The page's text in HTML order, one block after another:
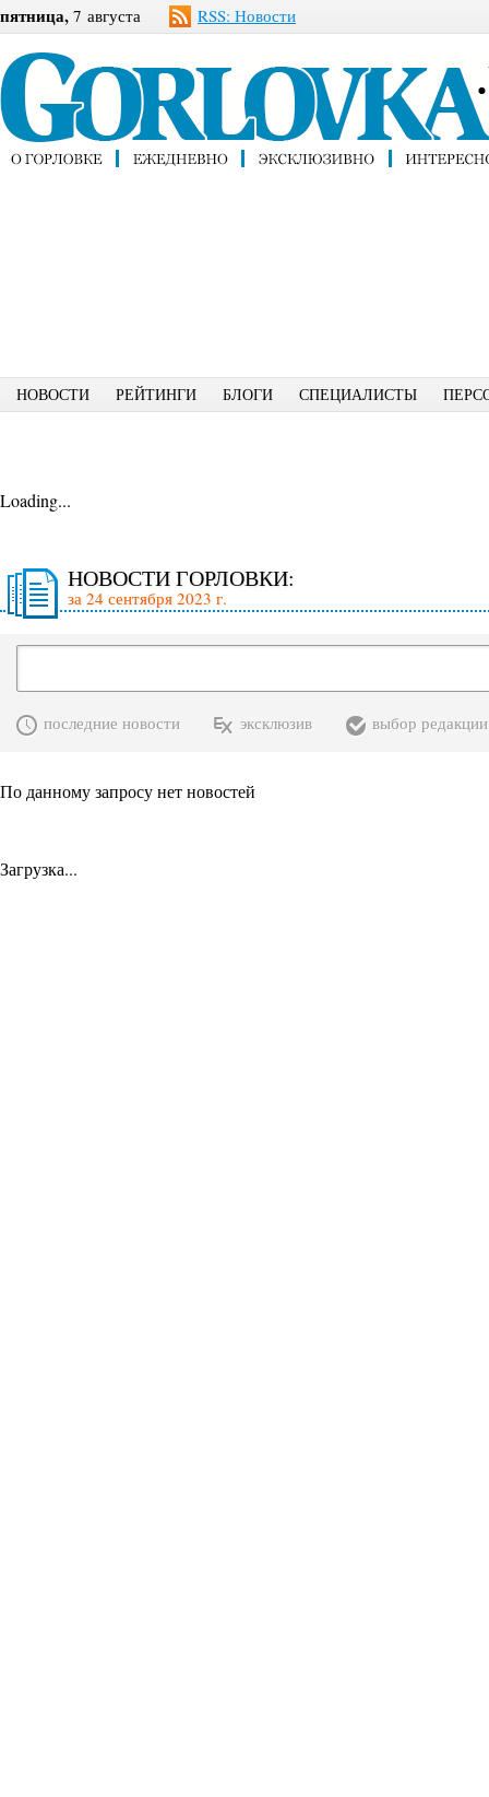
пятница, 7 августа RSS: Новости
НОВОСТИ РЕЙТИНГИ БЛОГИ СПЕЦИАЛИСТЫ
Loading...
НОВОСТИ ГОРЛОВКИ:
за 24 сентября 2023 г.
последние новости эксклюзив выбор редакции
По данному запросу нет новостей
Загрузка...